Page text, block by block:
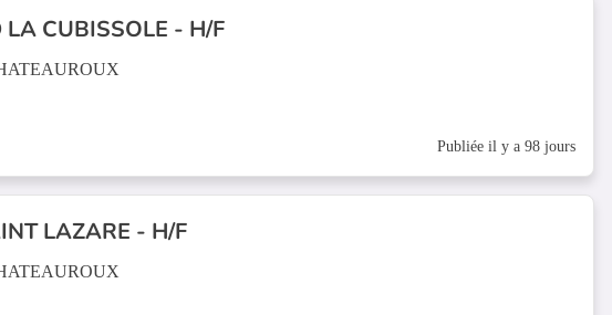
CUBISSOLE - H/F
Publiée il y a 98 jours
LAZARE - H/F